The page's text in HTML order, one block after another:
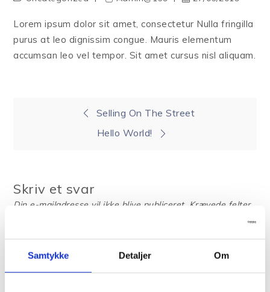
Samtykke Detaljer Om
Lorem ipsum dolor sit amet, consectetur Nulla fringilla
purus at leo dignissim congue. Mauris elementum
accumsan leo vel tempor. Sit amet cursus nisl aliquam.
Indlægsnavigation
Selling On The Street
Hello World!
Skriv et svar
Din e-mailadresse vil ikke blive publiceret. Krævede felter